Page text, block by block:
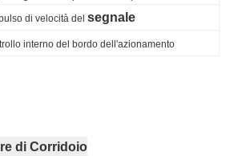
di velocità del segnale
interno del bordo dell'azionamento
di Corridoio